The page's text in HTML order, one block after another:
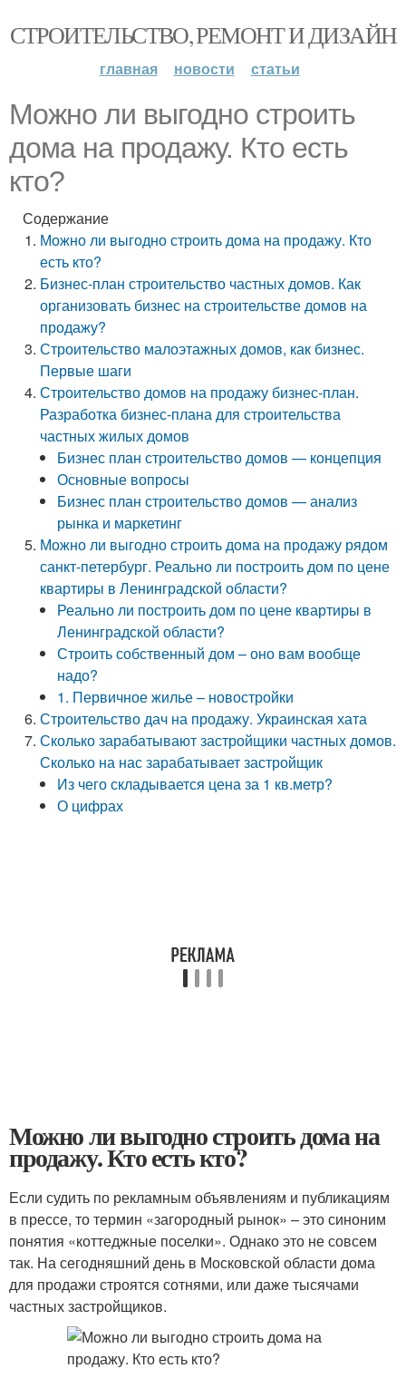
СТРОИТЕЛЬСТВО, РЕМОНТ И ДИЗАЙН
главная новости статьи
Можно ли выгодно строить
дома на продажу. Кто есть
кто?
Содержание
Можно ли выгодно строить дома на продажу. Кто
есть кто?
Бизнес-план строительство частных домов. Как
организовать бизнес на строительстве домов на
продажу?
Строительство малоэтажных домов, как бизнес.
Первые шаги
Строительство домов на продажу бизнес-план.
Разработка бизнес-плана для строительства
частных жилых домов
Бизнес план строительство домов — концепция
Основные вопросы
Бизнес план строительство домов — анализ
рынка и маркетинг
Можно ли выгодно строить дома на продажу рядом
санкт-петербург. Реально ли построить дом по цене
квартиры в Ленинградской области?
Реально ли построить дом по цене квартиры в
Ленинградской области?
Строить собственный дом – оно вам вообще
надо?
1. Первичное жилье – новостройки
Строительство дач на продажу. Украинская хата
Сколько зарабатывают застройщики частных домов.
Сколько на нас зарабатывает застройщик
Из чего складывается цена за 1 кв.метр?
О цифрах
Можно ли выгодно строить дома на
продажу. Кто есть кто?
Если судить по рекламным объявлениям и публикациям
в прессе, то термин «загородный рынок» – это синоним
понятия «коттеджные поселки». Однако это не совсем
так. На сегодняшний день в Московской области дома
для продажи строятся сотнями, или даже тысячами
частных застройщиков.